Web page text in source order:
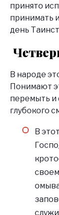
принято
принимать
день
В народе
Понимают
перемыть и
глубокого
В